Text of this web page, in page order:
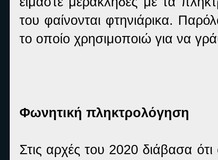
του φαίνονται φτηνιάρικα.
το οποίο χρησιμοποιώ για να
Φωνητική πληκτρολόγηση
Στις αρχές του 2020 διάβασα